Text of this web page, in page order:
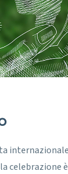
celebrazione